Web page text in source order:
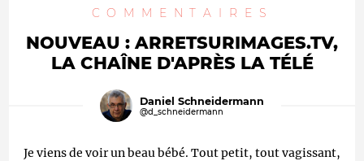
COMMENTAIRES
NOUVEAU : ARRETSURIMAGES.TV,
LA CHAÎNE D'APRÈS LA TÉLÉ
Daniel Schneidermann
@d_schneidermann
Je viens de voir un beau bébé. Tout petit, tout vagissant,